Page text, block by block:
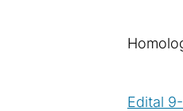
Edital